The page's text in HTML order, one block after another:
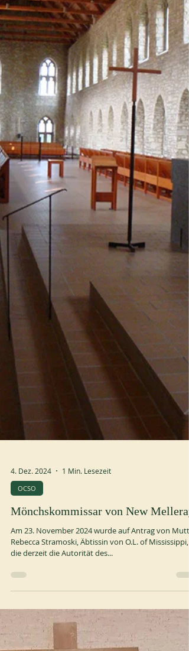
4. Dez. 2024 1 Min. Lesezeit
Mönchskommissar von New Melleray
Rebecca Stramoski, Äbtissin von O.L. of Mississippi,
die derzeit die Autorität des...